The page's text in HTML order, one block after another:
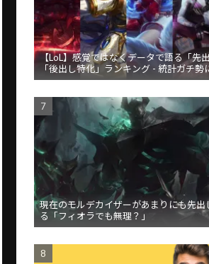
【LoL】感覚ではなくデータで語る「先
「後出し特化」ランキング - 統計ガチ勢
話題
現在のモルデカイザーがあまりにも先出
る「フィオラでも無理？」